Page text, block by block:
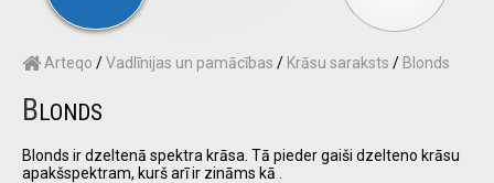
English
Arteqo /Vadlīnijas un pamācības / Krāsu saraksts / Blonds
BLONDS
Blonds ir dzeltenā spektra krāsa. Tā pieder gaiši dzelteno krāsu
apakšspektram, kurš arī ir zināms kā .